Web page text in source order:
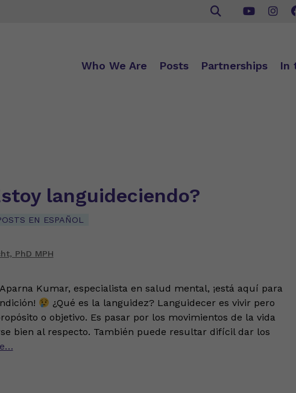
Who We Are Posts Partnerships In
languideciendo?
EN ESPAÑOL
PhD MPH
Kumar, especialista en salud mental, ¡está aquí para
¿Qué es la languidez? Languidecer es vivir pero
o objetivo. Es pasar por los movimientos de la vida
bien al respecto. También puede resultar difícil dar los